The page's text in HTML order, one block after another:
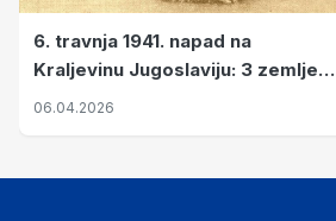
6. travnja 1941. napad na
Kraljevinu Jugoslaviju: 3 zemlje
nastale njenim raspadom
06.04.2026